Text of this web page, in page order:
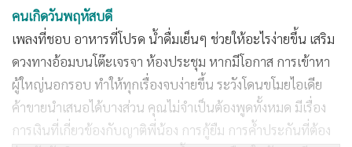
คนเกิดวันพฤหัสบดี
เพลงที่ชอบ อาหารที่โปรด น้ำดื่มเย็นๆ ช่วยให้อะไรง่ายขึ้น เสริม
ดวงทางอ้อมบนโต๊ะเจรจา ห้องประชุม หากมีโอกาส การเข้าหา
ผู้ใหญ่นอกรอบ ทำให้ทุกเรื่องจบง่ายขึ้น ระวังโดนขโมยไอเดีย
ค้าขายนำเสนอได้บางส่วน คุณไม่จำเป็นต้องพูดทั้งหมด มีเรื่อง
การเงินที่เกี่ยวข้องกับญาติพี่น้อง การกู้ยืม การค้ำประกันที่ต้อง